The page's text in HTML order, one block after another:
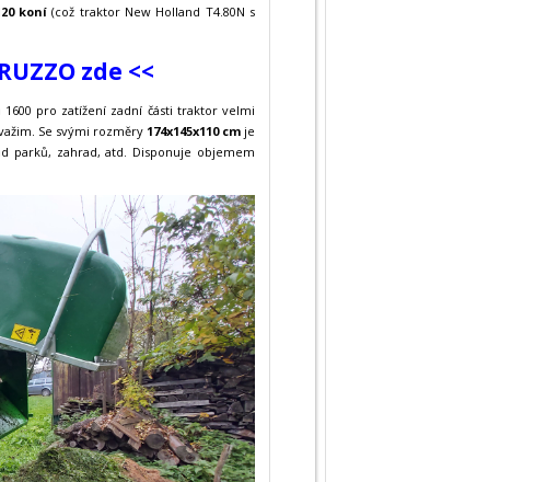
koní(což traktor New Holland T4.80N s
zde <<
1600 pro zatížení zadní části traktor velmi
Se svými rozměry 174x145x110 cmje
parků, zahrad, atd. Disponuje objemem